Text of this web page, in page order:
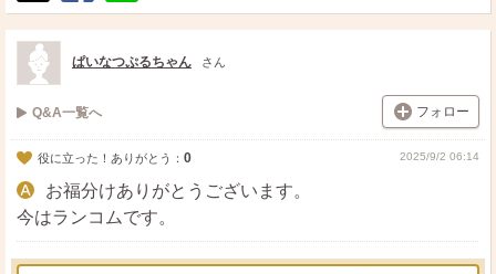
ポ
ス
ト
シ
ェ
送
る
ぱいなつぷるちゃん さん
Q&A一覧へ フォロー
役に立った！ありがとう： 0 2025/9/2 06:14
お福分けありがとうございます。
今はランコムです。